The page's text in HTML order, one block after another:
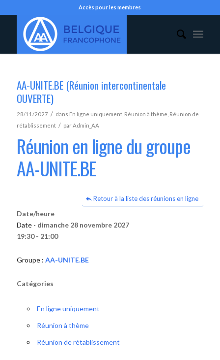
Accès pour les membres
AA-UNITE.BE (Réunion intercontinentale
OUVERTE)
28/11/2027 / dans En ligne uniquement, Réunion à thème Réunion de
rétablissement / parAdmin_AA
Réunion en ligne du groupe
AA-UNITE.BE
Retour à la liste des réunions en ligne
Date/heure
Date - dimanche 28 novembre 2027
19:30 - 21:00
Groupe : AA-UNITE.BE
Catégories
En ligne uniquement
Réunion à thème
Réunion de rétablissement